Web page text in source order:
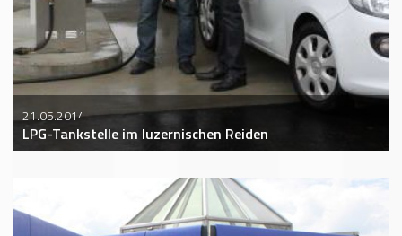
21.05.2014
LPG-Tankstelle im luzernischen Reiden